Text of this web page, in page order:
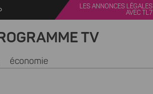
LES ANNONCES LÉGALES
AVEC TL7
TV
économie